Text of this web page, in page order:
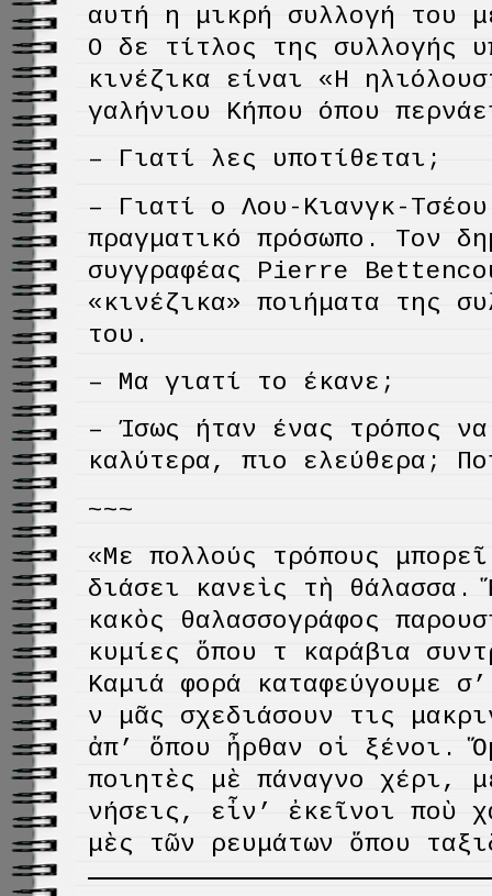
αυτή η μικρή συλλογή του
Ο δε τίτλος της συλλογής
κινέζικα είναι «Η
γαλήνιου Κήπου όπου
– Γιατί λες υποτίθεται;
– Γιατί ο Λου-Κιανγκ-
πραγματικό πρόσωπο. Τον
συγγραφέας Pierre
«κινέζικα» ποιήματα της
του.
– Μα γιατί το έκανε;
– Ίσως ήταν ένας τρόπος να
καλύτερα, πιο ελεύθερα;
~~~
«Με πολλούς τρόπους
διάσει κανεὶς τὴ θάλασσα.
κακὸς θαλασσογράφος
κυμίες ὅπου τὰ καράβια
Καμιά φορά καταφεύγουμε
νὰ μᾶς σχεδιάσουν τις
ἀπ’ ὅπου ἦρθαν οἱ ξένοι.
ποιητὲς μὲ πάναγνο χέρι,
νήσεις, εἶν’ ἐκεῖνοι ποὺ
μὲς τῶν ρευμάτων ὅπου